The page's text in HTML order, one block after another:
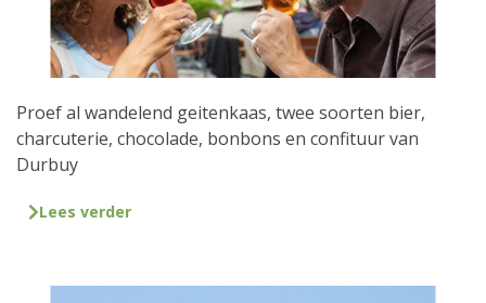
Proef al wandelend geitenkaas, twee soorten bier,
charcuterie, chocolade, bonbons en confituur van
Durbuy
Lees verder